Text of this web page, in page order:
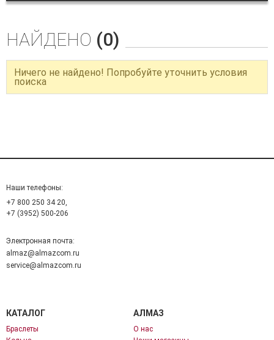
НАЙДЕНО (0)
Ничего не найдено! Попробуйте уточнить условия
поиска
Наши телефоны:
+7 800 250 34 20,
+7 (3952) 500-206
Электронная почта:
almaz@almazcom.ru
service@almazcom.ru
КАТАЛОГ
Браслеты
АЛМАЗ
О нас